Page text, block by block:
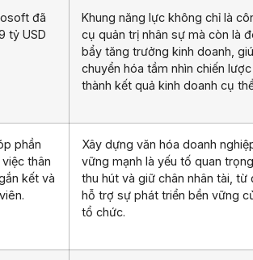
đã
tỷ USD
Khung năng lực không chỉ là
cụ quản trị nhân sự mà còn là
bẩy tăng trưởng kinh doanh,
chuyển hóa tầm nhìn chiến lược
thành kết quả kinh doanh cụ
phần
thân
kết và
Xây dựng văn hóa doanh
vững mạnh là yếu tố quan
thu hút và giữ chân nhân tài, từ
hỗ trợ sự phát triển bền vững
tổ chức.